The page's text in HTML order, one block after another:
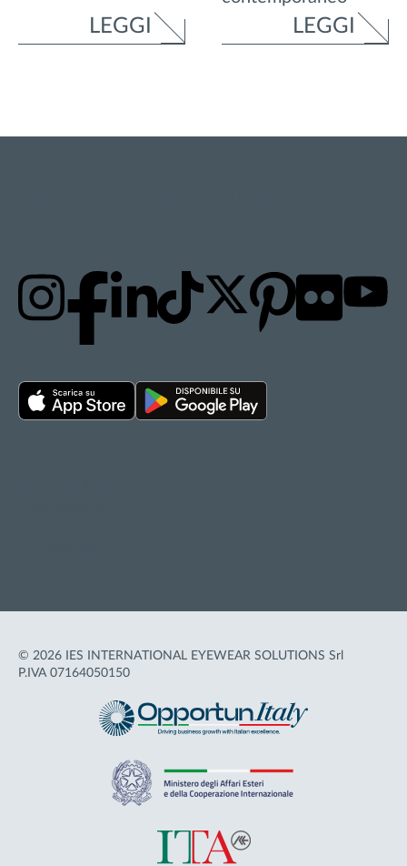
LEGGI LEGGI
© 2026 IES INTERNATIONAL EYEWEAR SOLUTIONS Srl
P.IVA 07164050150